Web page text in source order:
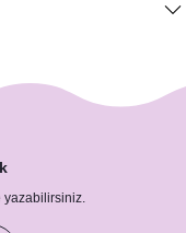
yazabilirsiniz.